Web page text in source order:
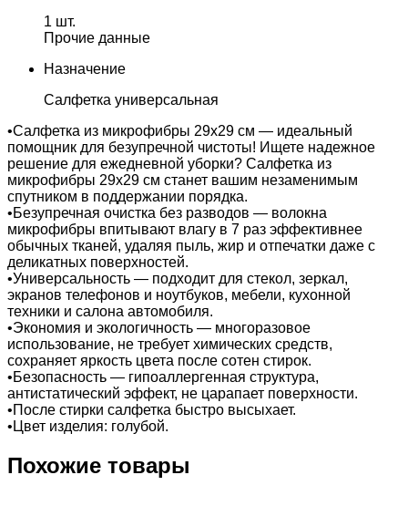
1 шт.
Прочие данные
Назначение
Салфетка универсальная
•Салфетка из микрофибры 29х29 см — идеальный
помощник для безупречной чистоты! Ищете надежное
решение для ежедневной уборки? Салфетка из
микрофибры 29х29 см станет вашим незаменимым
спутником в поддержании порядка.
•Безупречная очистка без разводов — волокна
микрофибры впитывают влагу в 7 раз эффективнее
обычных тканей, удаляя пыль, жир и отпечатки даже с
деликатных поверхностей.
•Универсальность — подходит для стекол, зеркал,
экранов телефонов и ноутбуков, мебели, кухонной
техники и салона автомобиля.
•Экономия и экологичность — многоразовое
использование, не требует химических средств,
сохраняет яркость цвета после сотен стирок.
•Безопасность — гипоаллергенная структура,
антистатический эффект, не царапает поверхности.
•После стирки салфетка быстро высыхает.
•Цвет изделия: голубой.
Похожие товары